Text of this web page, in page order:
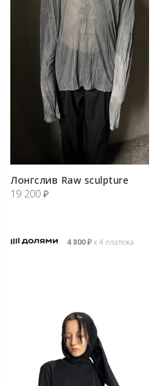
Лонгслив Raw sculpture
19 200 ₽
4 800₽х 4 платежа